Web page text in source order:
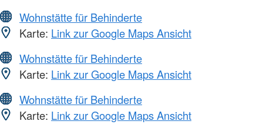
Wohnstätte für Behinderte
Karte: Link zur Google Maps Ansicht
Wohnstätte für Behinderte
Karte: Link zur Google Maps Ansicht
Wohnstätte für Behinderte
Karte: Link zur Google Maps Ansicht